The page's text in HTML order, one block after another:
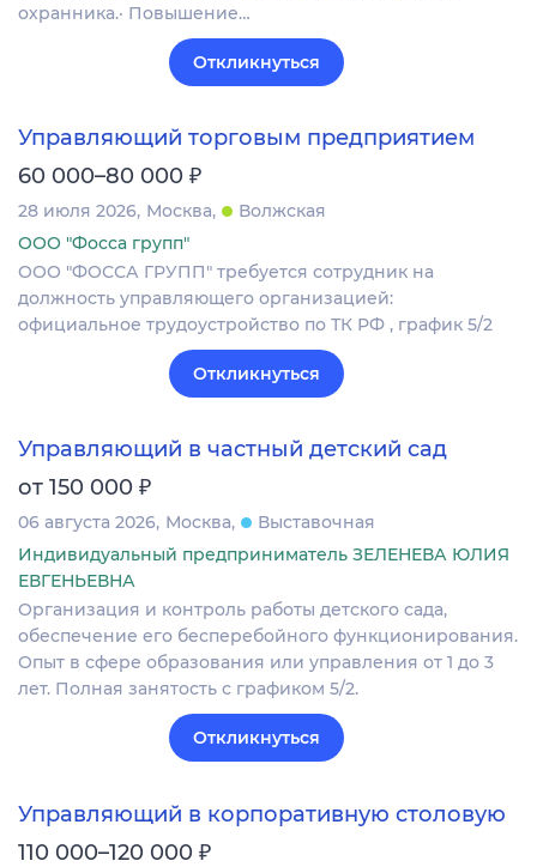
охранника.· Повышение…
Откликнуться
Управляющий торговым предприятием
60 000–80 000 ₽
28 июля 2026 Москва
Волжская
ООО "Фосса групп"
ООО "ФОССА ГРУПП" требуется сотрудник на
должность управляющего организацией:
официальное трудоустройство по ТК РФ , график 5/2
Откликнуться
Управляющий в частный детский сад
от 150 000 ₽
06 августа 2026 Москва
Выставочная
Индивидуальный предприниматель ЗЕЛЕНЕВА ЮЛИЯ
ЕВГЕНЬЕВНА
Организация и контроль работы детского сада,
обеспечение его бесперебойного функционирования.
Опыт в сфере образования или управления от 1 до 3
лет. Полная занятость с графиком 5/2.
Откликнуться
Управляющий в корпоративную столовую
110 000–120 000 ₽